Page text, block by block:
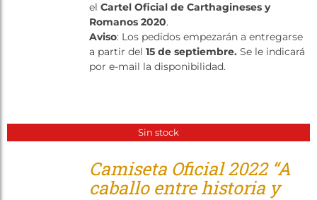
el Cartel Oficial de Carthagineses y
Romanos 2020.
Aviso: Los pedidos empezarán a entregarse
a partir del 15 de septiembre. Se le indicará
por e-mail la disponibilidad.
Sin stock
Camiseta Oficial 2022 “A
caballo entre historia y